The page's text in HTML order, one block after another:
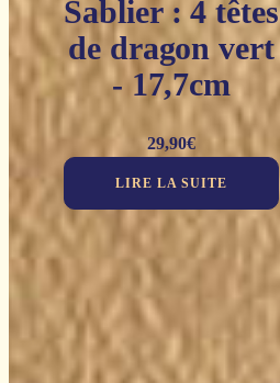
Sablier : 4 têtes
de dragon vert
- 17,7cm
29,90€
LIRE LA SUITE